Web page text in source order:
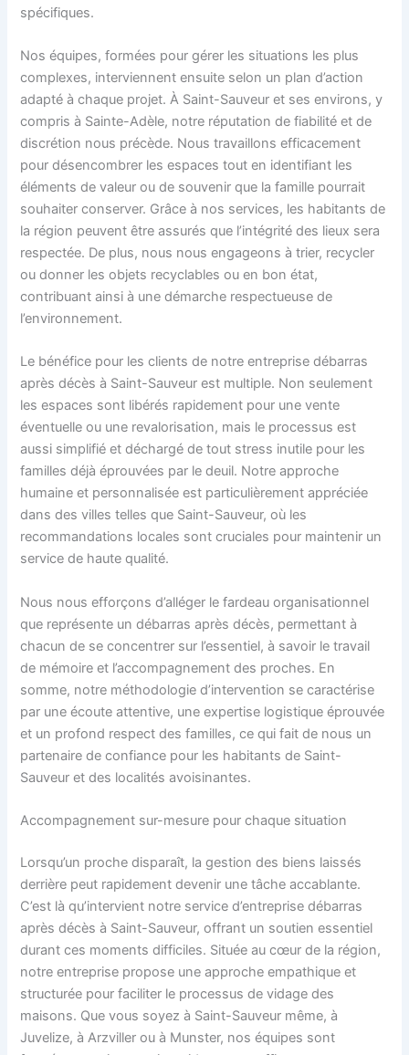
spécifiques.
Nos équipes, formées pour gérer les situations les plus
complexes, interviennent ensuite selon un plan d’action
adapté à chaque projet. À Saint-Sauveur et ses environs, y
compris à Sainte-Adèle, notre réputation de fiabilité et de
discrétion nous précède. Nous travaillons efficacement
pour désencombrer les espaces tout en identifiant les
éléments de valeur ou de souvenir que la famille pourrait
souhaiter conserver. Grâce à nos services, les habitants de
la région peuvent être assurés que l’intégrité des lieux sera
respectée. De plus, nous nous engageons à trier, recycler
ou donner les objets recyclables ou en bon état,
contribuant ainsi à une démarche respectueuse de
l’environnement.
Le bénéfice pour les clients de notre entreprise débarras
après décès à Saint-Sauveur est multiple. Non seulement
les espaces sont libérés rapidement pour une vente
éventuelle ou une revalorisation, mais le processus est
aussi simplifié et déchargé de tout stress inutile pour les
familles déjà éprouvées par le deuil. Notre approche
humaine et personnalisée est particulièrement appréciée
dans des villes telles que Saint-Sauveur, où les
recommandations locales sont cruciales pour maintenir un
service de haute qualité.
Nous nous efforçons d’alléger le fardeau organisationnel
que représente un débarras après décès, permettant à
chacun de se concentrer sur l’essentiel, à savoir le travail
de mémoire et l’accompagnement des proches. En
somme, notre méthodologie d’intervention se caractérise
par une écoute attentive, une expertise logistique éprouvée
et un profond respect des familles, ce qui fait de nous un
partenaire de confiance pour les habitants de Saint-
Sauveur et des localités avoisinantes.
Accompagnement sur-mesure pour chaque situation
Lorsqu’un proche disparaît, la gestion des biens laissés
derrière peut rapidement devenir une tâche accablante.
C’est là qu’intervient notre service d’entreprise débarras
après décès à Saint-Sauveur, offrant un soutien essentiel
durant ces moments difficiles. Située au cœur de la région,
notre entreprise propose une approche empathique et
structurée pour faciliter le processus de vidage des
maisons. Que vous soyez à Saint-Sauveur même, à
Juvelize, à Arzviller ou à Munster, nos équipes sont